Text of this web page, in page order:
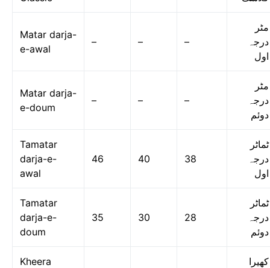
Matar darja-
e-awal
– – –
مٹر
درجہ
اول
Matar darja-
e-doum
– – –
مٹر
درجہ
دوئم
Tamatar
darja-e-
awal
46 40 38
ٹماٹر
درجہ
اول
Tamatar
darja-e-
doum
35 30 28
ٹماٹر
درجہ
دوئم
Kheera
کھیرا